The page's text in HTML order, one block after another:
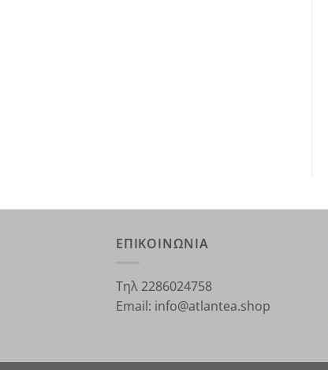
ΕΠΙΚΟΙΝΩΝΙΑ
Τηλ 2286024758
Email: info@atlantea.shop